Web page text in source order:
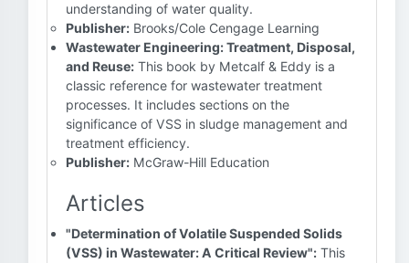
understanding of water quality.
Publisher: Brooks/Cole Cengage Learning
Wastewater Engineering: Treatment, Disposal,
and Reuse: This book by Metcalf & Eddy is a
classic reference for wastewater treatment
processes. It includes sections on the
significance of VSS in sludge management and
treatment efficiency.
Publisher: McGraw-Hill Education
Articles
"Determination of Volatile Suspended Solids
(VSS) in Wastewater: A Critical Review": This